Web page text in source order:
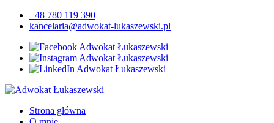
+48 780 119 390
kancelaria@adwokat-lukaszewski.pl
Strona główna